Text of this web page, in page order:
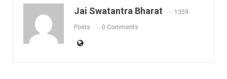
Jai Swatantra Bharat 1359
Posts 0 Comments